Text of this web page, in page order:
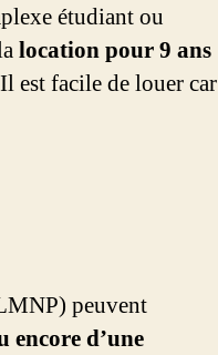
étudiant ou
location pour 9 ans
est facile de louer car
peuvent
encore d’une